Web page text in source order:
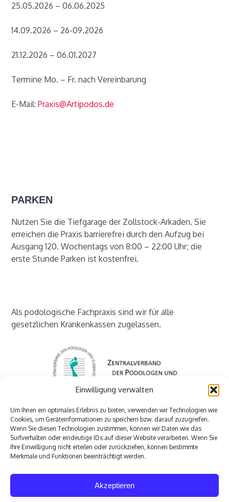
Einwilligung verwalten
Um Ihnen ein optimales Erlebnis zu bieten, verwenden wir Technologien wie
Cookies, um Geräteinformationen zu speichern bzw. darauf zuzugreifen.
Wenn Sie diesen Technologien zustimmen, können wir Daten wie das
Surfverhalten oder eindeutige IDs auf dieser Website verarbeiten. Wenn Sie
Ihre Einwilligung nicht erteilen oder zurückziehen, können bestimmte
Merkmale und Funktionen beeinträchtigt werden.
Akzeptieren
25.05.2026 – 06.06.2025
14.09.2026 – 26-09.2026
21.12.2026 – 06.01.2027
Termine Mo. – Fr. nach Vereinbarung
E-Mail:Praxis@Artipodos.de
PARKEN
Nutzen Sie die Tiefgarage der Zollstock-Arkaden. Sie
erreichen die Praxis barrierefrei durch den Aufzug bei
Ausgang 120. Wochentags von 8:00 – 22:00 Uhr; die
erste Stunde Parken ist kostenfrei.
Als podologische Fachpraxis sind wir für alle
gesetzlichen Krankenkassen zugelassen.